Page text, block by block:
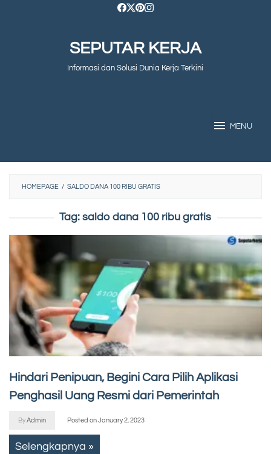
SEPUTAR KERJA
Informasi dan Solusi Dunia Kerja Terkini
MENU
HOMEPAGE / SALDO DANA 100 RIBU GRATIS
Tag:saldo dana 100 ribu gratis
Hindari Penipuan, Begini Cara Pilih Aplikasi
Penghasil Uang Resmi dari Pemerintah
ByAdmin Posted onJanuary 2, 2023
Selengkapnya »